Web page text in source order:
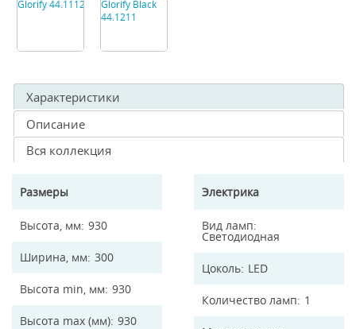
Характеристики
Описание
Вся коллекция
Размеры
Высота, мм 930
Ширина, мм 300
Высота min, мм 930
Высота max (мм) 930
Электрика
Вид ламп
Светодиодная
Цоколь LED
Количество ламп 1